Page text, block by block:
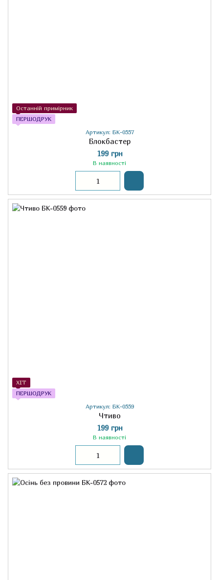
Останній примірник
ПЕРШОДРУК
Артикул: БК-0557
Блокбастер
199 грн
В наявності
ХІТ
ПЕРШОДРУК
Артикул: БК-0559
Чтиво
199 грн
В наявності